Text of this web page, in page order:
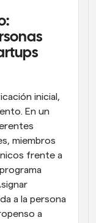
inicial,
En un
miembros
frente a
a la persona
a